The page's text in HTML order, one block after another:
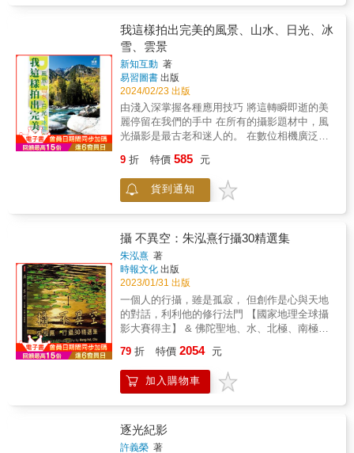
這些照片，我們當時的感受才得以保留，正是
這些照片，時常喚起我們當時的種種回憶。為
了拍出這樣的照片，扎實的基本功，以及在開
始拍攝之前進行的體驗、思考、觀察都很重
要。在本書中，不同的旅遊題材與攝影知識、
技法相結合，由淺入深的引導，豐富的圖文講
解，以及具有針對性的專題講析，從簡單的旅
遊紀念照到複雜的人文景觀圖，再到迷人的自
然風光圖。讓我們在旅行的同時享受著攝影的
樂趣。
介紹了華為、小米、vivo、OPPO蘋果手機的光
繪攝影技巧，以及8大光繪綜合案例講解，如字
母光繪、綵帶光繪、創意人像、圖案光繪、婚
紗光繪、汽車光繪、摩托車光繪以及綜合創意
類光繪等，幫助讀者逐漸精通光繪攝影的前期
拍攝技術。 第三條是後製線，詳細介紹了華為
手機、醒圖APP、FotorGear APP的手機後期
修圖技巧，以及使用Adobe Camera Raw、
Photoshop、Lightroom等軟體對光繪照片進行
精修調色處理等，幫助大家熟悉光繪攝影的後
人學習使用﹕一是手機光繪攝影愛好者，二是
喜歡人像光繪的攝友，三是想進軍商業光繪的
攝影師，四是對光繪感興趣的各行各業的人
題材。這是一本非常全面的光繪攝影教材，書
中從入門到實拍再到後製，從多個方面進行了
系統與專業的講解，相信透過本書的學習，人
人都可以成為一名優秀的光繪攝影師。 &
我這樣拍出完美的風景、山水、日光、冰
雪、雲景
新知互動 著
易習圖書 出版
2024/02/23 出版
由淺入深掌握各種應用技巧 將這轉瞬即逝的美
麗停留在我們的手中 在所有的攝影題材中，風
光攝影是最古老和迷人的。 在數位相機廣泛普
生活的藝術，而風光攝影仍然是攝影專業人士
與愛好者們最熱衷的重要題材。因為世間萬事
萬物永遠是拍不完的，花開花落，四季輪迴
的。如果能把這些不斷變化中的美記錄成為永
恆，該是多令人興奮的事情。 完美的風光攝影
作品不僅僅是將鏡頭對準有魅力的景物就可以
完成的。作為一名攝影者，有一雙發現美的眼
睛當然是好事，但這還遠遠不夠，還需要有嫻
熟的攝影技巧。只有將眼中所見的美景，結合
自己的深切體會，通過扎實的攝影技術將其表
現出來，才能讓觀者感受到照片中景物的美，
形成一種共鳴。 希望讀者閱讀之後能夠拍出完
材，嘗試運用其中的拍攝技巧並持之以恆，相
信您也能拍出屬於自己的完美風光作品。 &
9 折 特價 585 元
貨到通知
攝 不異空：朱泓熹行攝30精選集
朱泓熹 著
時報文化 出版
2023/01/31 出版
一個人的行攝，雖是孤寂， 但創作是心與天地
的對話，利利他的修行法門 【國家地理全球攝
影大賽得主】 & 佛陀聖地、水、北極、南極、
步一蓮花，一幅幅與大自然的美麗邂逅，變化
多端，任由想像。 從小，並沒有立志要成為一
位攝影家。不可思議的因緣 ，卻將我一步步推
與掐念珠念佛無異！可使煩惱漸斷，智慧漸
開！是自利利他的修行法門。 & 名人推薦 & 能
79 折 特價 2054 元
加入購物車
逐光紀影
許義榮 著